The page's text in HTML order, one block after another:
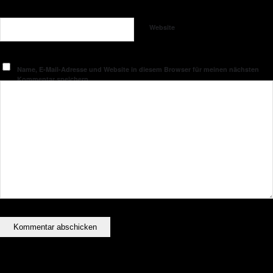
Website
Name, E-Mail-Adresse und Website in diesem Browser für meinen nächsten
Kommentar speichern.